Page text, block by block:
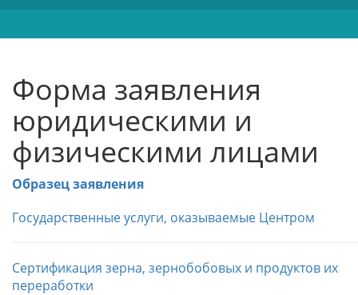
Форма заявления
юридическими и
физическими лицами
Образец заявления
Государственные услуги, оказываемые Центром
Cертификация зерна, зернобобовых и продуктов их
переработки